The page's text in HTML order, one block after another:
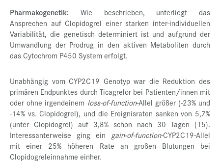
Pharmakogenetik: Wie beschrieben, unterliegt das
Ansprechen auf Clopidogrel einer starken inter-individuellen
Variabilität, die genetisch determiniert ist und aufgrund der
Umwandlung der Prodrug in den aktiven Metaboliten durch
das Cytochrom P450 System erfolgt.
Unabhängig vom CYP2C19 Genotyp war die Reduktion des
primären Endpunktes durch Ticagrelor bei Patienten/innen mit
oder ohne irgendeinem loss-of-function-Allel größer (-23% und
-14% vs. Clopidogrel), und die Ereignisraten sanken von 5,7%
(unter Clopidogrel) auf 3,8% schon nach 30 Tagen (15).
Interessanterweise ging ein gain-of-function-CYP2C19-Allel
mit einer 25% höheren Rate an großen Blutungen bei
Clopidogreleinnahme einher.